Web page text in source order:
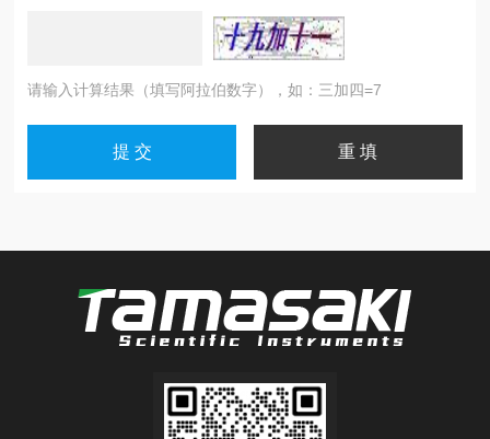
请输入计算结果（填写阿拉伯数字），如：三加四=7